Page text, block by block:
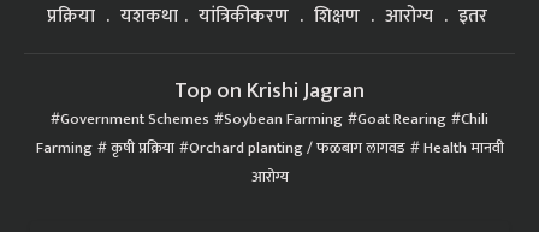
प्रक्रिया
यशकथा यांत्रिकीकरण शिक्षण आरोग्य इतर
Top on Krishi Jagran
Government Schemes Soybean Farming Goat Rearing Chili
Farming कृषी प्रक्रिया Orchard planting / फळबाग लागवड Health मानवी
आरोग्य